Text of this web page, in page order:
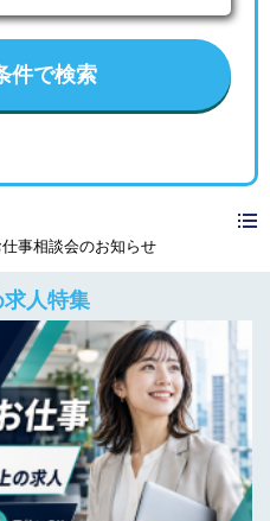
件で検索
事相談会のお知らせ
≪メディア掲載≫株式会社CAREER FOCUSの運営するメディアで紹介されました！
事相談会のお知らせ
人特集